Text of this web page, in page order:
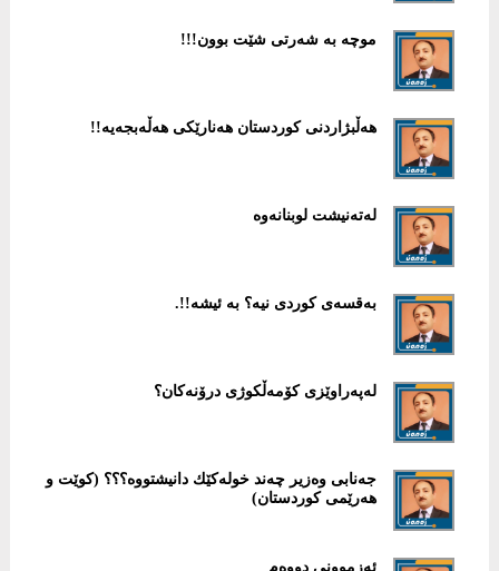
موچە بە شەرتی شێت بوون!!!
هەڵبژاردنی كوردستان هەنارێكی هەڵەبجەیە!!
لەتەنیشت لوبنانەوە
بەقسەی كوردی نیە؟ بە ئیشە!!.
لەپەراوێزی كۆمەڵكوژی درۆنەكان؟
جەنابی وەزیر چەند خولەكێك دانیشتووە؟؟؟ (كوێت و
هەرێمی كوردستان)
ئەزموونی دووەم